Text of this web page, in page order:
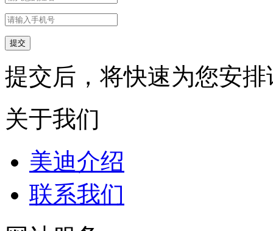
提交后，将快速为您安
关于我们
美迪介绍
联系我们